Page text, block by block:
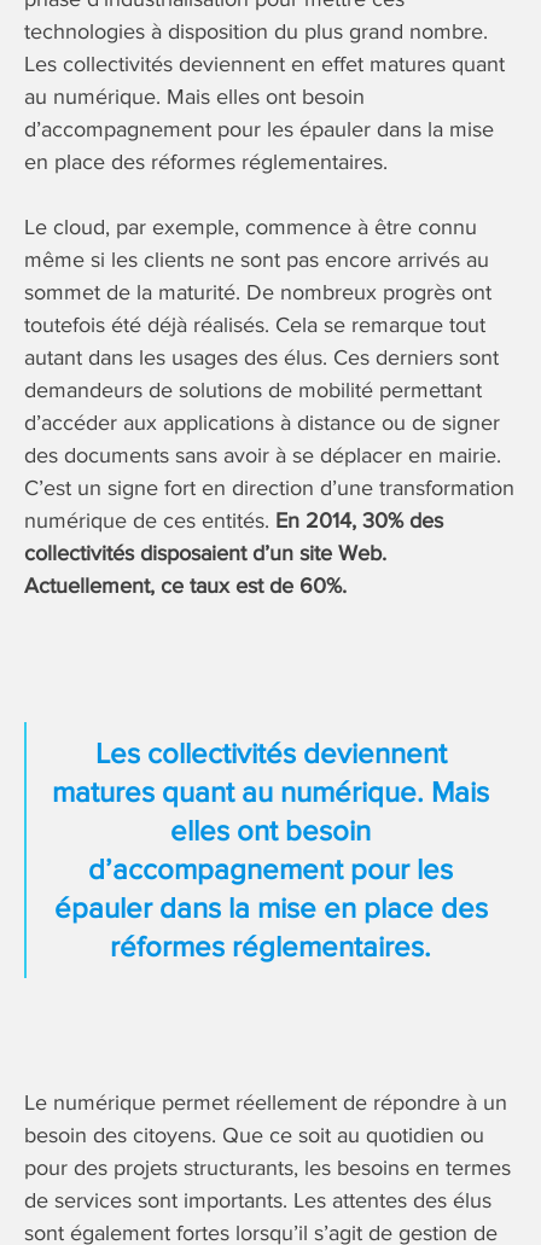
technologies à disposition du plus grand nombre.
Les collectivités deviennent en effet matures quant
au numérique. Mais elles ont besoin
d’accompagnement pour les épauler dans la mise
en place des réformes réglementaires.
Le cloud, par exemple, commence à être connu
même si les clients ne sont pas encore arrivés au
sommet de la maturité. De nombreux progrès ont
toutefois été déjà réalisés. Cela se remarque tout
autant dans les usages des élus. Ces derniers sont
demandeurs de solutions de mobilité permettant
d’accéder aux applications à distance ou de signer
des documents sans avoir à se déplacer en mairie.
C’est un signe fort en direction d’une transformation
numérique de ces entités. En 2014, 30% des
collectivités disposaient d’un site Web.
Actuellement, ce taux est de 60%.
Les collectivités deviennent
matures quant au numérique. Mais
elles ont besoin
d’accompagnement pour les
épauler dans la mise en place des
réformes réglementaires.
Le numérique permet réellement de répondre à un
besoin des citoyens. Que ce soit au quotidien ou
pour des projets structurants, les besoins en termes
de services sont importants. Les attentes des élus
sont également fortes lorsqu’il s’agit de gestion de